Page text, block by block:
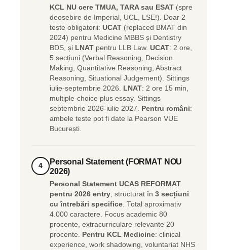
KCL NU cere TMUA, TARA sau ESAT (spre
deosebire de Imperial, UCL, LSE!). Doar 2
teste obligatorii: UCAT (replaced BMAT din
2024) pentru Medicine MBBS și Dentistry
BDS, și LNAT pentru LLB Law. UCAT: 2 ore,
5 secțiuni (Verbal Reasoning, Decision
Making, Quantitative Reasoning, Abstract
Reasoning, Situational Judgement). Sittings
iulie-septembrie 2026.
LNAT: 2 ore 15 min,
multiple-choice plus essay. Sittings
septembrie 2026-iulie 2027.
Pentru români:
ambele teste pot fi date la Pearson VUE
București.
4
Personal Statement (FORMAT NOU
2026)
Personal Statement UCAS REFORMAT
pentru 2026 entry , structurat în 3 secțiuni
cu întrebări specifice . Total aproximativ
4.000 caractere. Focus academic 80
procente, extracurriculare relevante 20
procente.
Pentru KCL Medicine: clinical
experience, work shadowing, voluntariat NHS